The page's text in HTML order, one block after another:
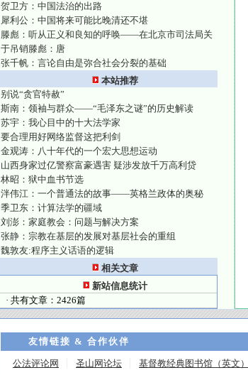
贺卫方：中国法治的出路
犀利公：中国将来可能比晚清还不堪
滕彪：听从正义和良知的呼唤——在北京市司法局关
于吊销滕彪：唐
张千帆：言论自由是弥合社会分裂的基础
本站推荐
别说“贪官特赦”
斯南：领袖与群众——“毛泽东之谜”的历史解读
苏宇：我心目中的十大法学家
要合理用好网络监督这把利剑
金观涛：八十年代的一个宏大思想运动
山西身家过亿警察富豪遇害 疑涉发放千万高利贷
林昭：狱中血书节选
泮伟江：一个普通法的故事——英格兰政体的奥秘
季卫东：计算法学的疆域
刘澎：家庭教会：问题与解决方案
张静：宗教在基层的发展对基层社会的重组
魏敦友:程序主义话语的逻辑
相关文章
新站信息统计
· 共有文章：2426篇
友情链接 & 合作伙伴
公法评论网 圣山网论坛 基督教经典图书馆（英文）